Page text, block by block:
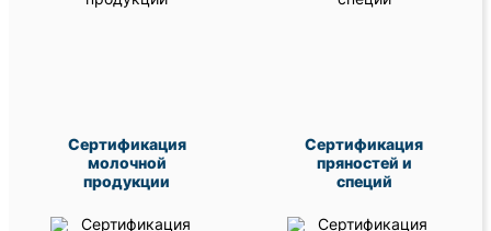
Сертификация
молочной
продукции
Сертификация
пряностей и
специй